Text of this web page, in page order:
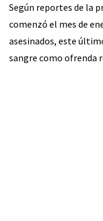
Según reportes de la
comenzó el mes de
asesinados, este
sangre como ofrenda